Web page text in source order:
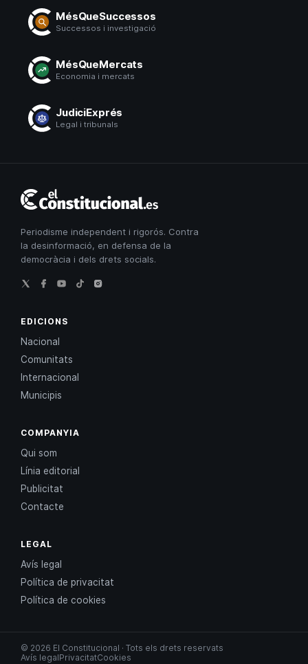
MésQueSuccessos
Successos i investigació
MésQueMercats
Economia i mercats
JudiciExprés
Legal i tribunals
Constitucional
Periodisme independent i rigorós. Contra
la desinformació, en defensa de la
democràcia i dels drets socials.
EDICIONS
Nacional
Comunitats
Internacional
Municipis
COMPANYIA
Qui som
Línia editorial
Publicitat
Contacte
LEGAL
Avís legal
Política de privacitat
Política de cookies
© 2026 El Constitucional · Tots els drets reservats
Avís legalPrivacitatCookies